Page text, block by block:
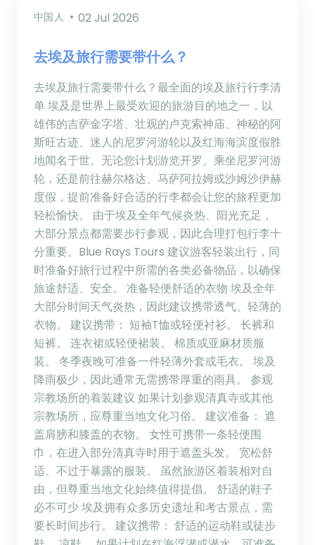
中国人 02 Jul 2026
去埃及旅行需要带什么？
去埃及旅行需要带什么？最全面的埃及旅行行李清
单 埃及是世界上最受欢迎的旅游目的地之一，以
雄伟的吉萨金字塔、壮观的卢克索神庙、神秘的阿
斯旺古迹、迷人的尼罗河游轮以及红海海滨度假胜
地闻名于世。无论您计划游览开罗、乘坐尼罗河游
轮，还是前往赫尔格达、马萨阿拉姆或沙姆沙伊赫
度假，提前准备好合适的行李都会让您的旅程更加
轻松愉快。 由于埃及全年气候炎热、阳光充足，
大部分景点都需要步行参观，因此合理打包行李十
分重要。Blue Rays Tours 建议游客轻装出行，同
时准备好旅行过程中所需的各类必备物品，以确保
旅途舒适、安全。 准备轻便舒适的衣物 埃及全年
大部分时间天气炎热，因此建议携带透气、轻薄的
衣物。 建议携带： 短袖T恤或轻便衬衫。 长裤和
短裤。 连衣裙或轻便裙装。 棉质或亚麻材质服
装。 冬季夜晚可准备一件轻薄外套或毛衣。 埃及
降雨极少，因此通常无需携带厚重的雨具。 参观
宗教场所的着装建议 如果计划参观清真寺或其他
宗教场所，应尊重当地文化习俗。 建议准备： 遮
盖肩膀和膝盖的衣物。 女性可携带一条轻便围
巾，在进入部分清真寺时用于遮盖头发。 宽松舒
适、不过于暴露的服装。 虽然旅游区着装相对自
由，但尊重当地文化始终值得提倡。 舒适的鞋子
必不可少 埃及拥有众多历史遗址和考古景点，需
要长时间步行。 建议携带： 舒适的运动鞋或徒步